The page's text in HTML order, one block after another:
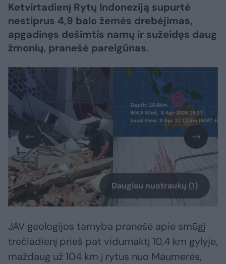
Ketvirtadienį Rytų Indoneziją supurtė
nestiprus 4,9 balo žemės drebėjimas,
apgadinęs dešimtis namų ir sužeidęs daug
žmonių, pranešė pareigūnas.
Daugiau nuotraukų (1)
JAV geologijos tarnyba pranešė apie smūgį
trečiadienį prieš pat vidurnaktį 10,4 km gylyje,
maždaug už 104 km į rytus nuo Maumerės,